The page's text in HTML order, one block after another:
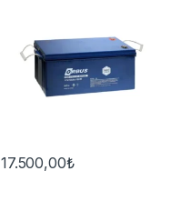
17.500,00₺